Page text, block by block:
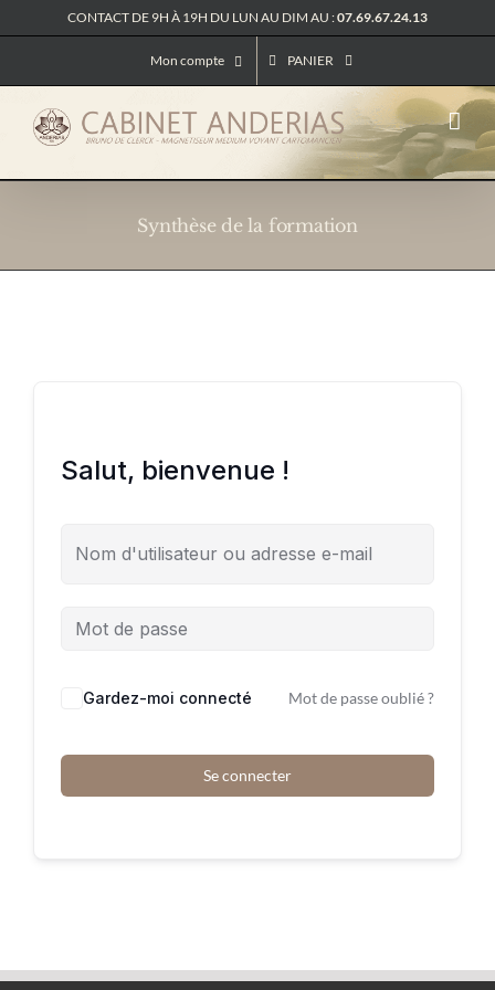
au
CONTACT DE 9H À 19H DU LUN AU DIM AU :07.69.67.24.13
Mon compte PANIER
Synthèse de la formation
Salut, bienvenue !
Gardez-moi connecté Mot de passe oublié ?
Se connecter